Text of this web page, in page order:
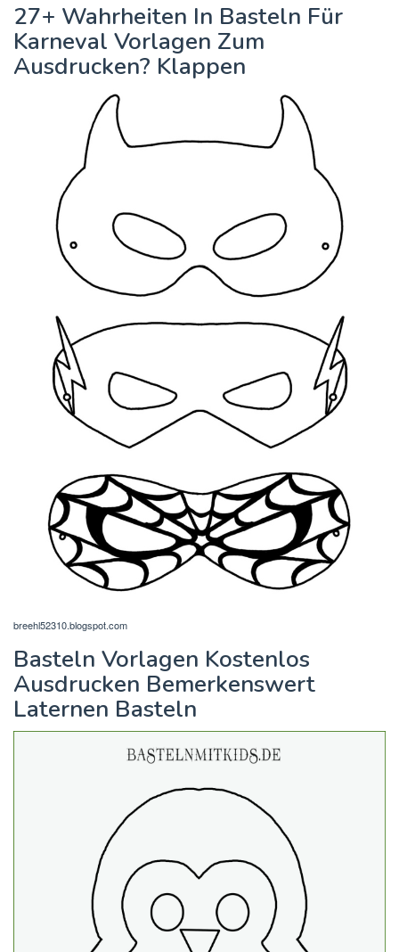
27+ Wahrheiten In Basteln Für
Karneval Vorlagen Zum
Ausdrucken? Klappen
breehl52310.blogspot.com
Basteln Vorlagen Kostenlos
Ausdrucken Bemerkenswert
Laternen Basteln